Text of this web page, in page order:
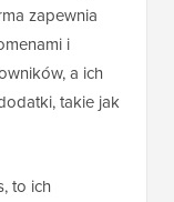
zapewnia
i
a ich
takie jak
to ich